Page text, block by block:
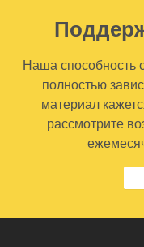
Наша способность
полностью
материал
рассмотрите